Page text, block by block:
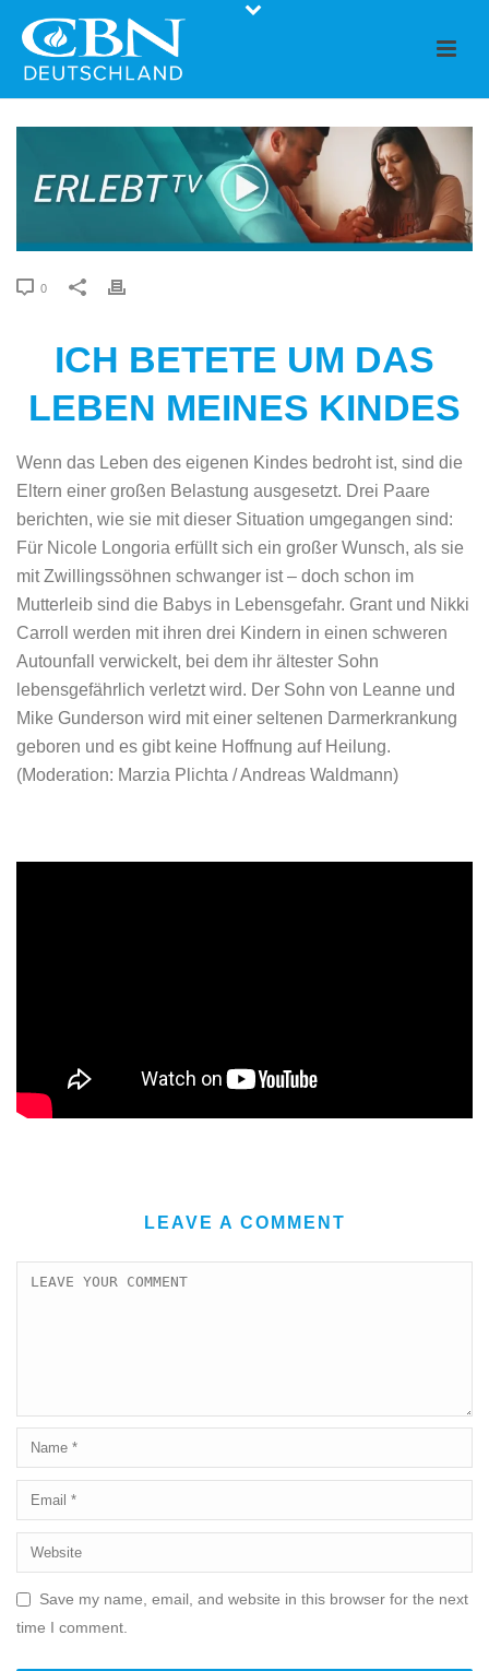
0
ICH BETETE UM DAS
LEBEN MEINES KINDES
Wenn das Leben des eigenen Kindes bedroht ist, sind die
Eltern einer großen Belastung ausgesetzt. Drei Paare
berichten, wie sie mit dieser Situation umgegangen sind:
Für Nicole Longoria erfüllt sich ein großer Wunsch, als sie
mit Zwillingssöhnen schwanger ist – doch schon im
Mutterleib sind die Babys in Lebensgefahr. Grant und Nikki
Carroll werden mit ihren drei Kindern in einen schweren
Autounfall verwickelt, bei dem ihr ältester Sohn
lebensgefährlich verletzt wird. Der Sohn von Leanne und
Mike Gunderson wird mit einer seltenen Darmerkrankung
geboren und es gibt keine Hoffnung auf Heilung.
(Moderation: Marzia Plichta / Andreas Waldmann)
LEAVE A COMMENT
Save my name, email, and website in this browser for the next
time I comment.